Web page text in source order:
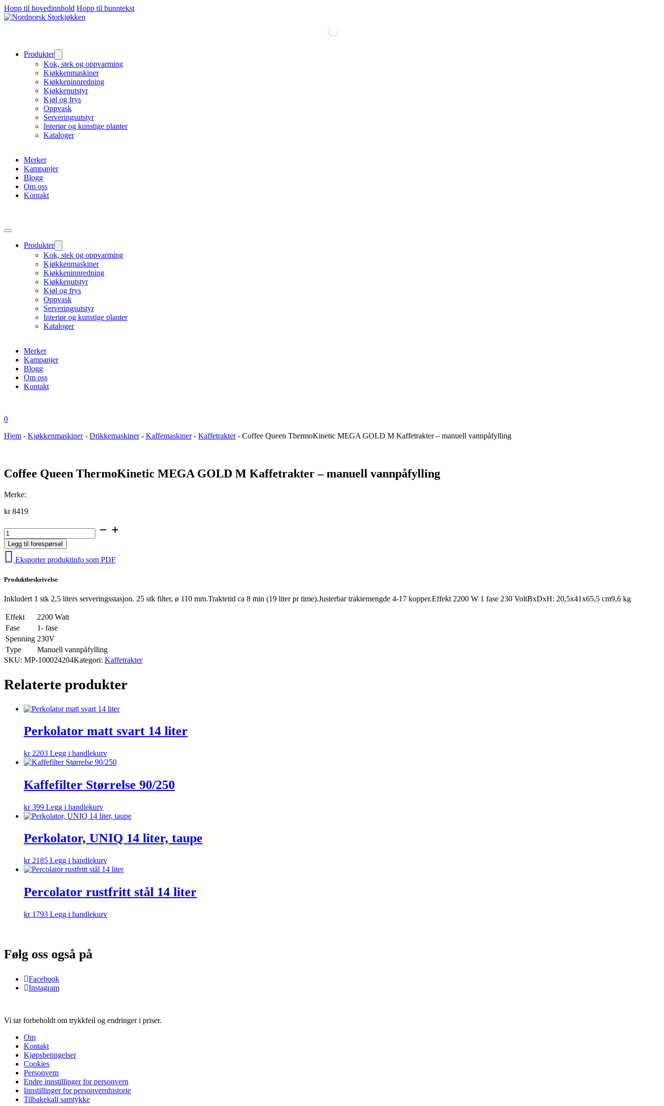
Hopp til hovedinnhold Hopp til bunntekst
Produkter
Kok, stek og oppvarming
Kjøkkenmaskiner
Kjøkkeninnredning
Kjøkkenutstyr
Kjøl og frys
Oppvask
Serveringsutstyr
Interiør og kunstige planter
Kataloger
Merker
Kampanjer
Blogg
Om oss
Kontakt
Produkter
Kok, stek og oppvarming
Kjøkkenmaskiner
Kjøkkeninnredning
Kjøkkenutstyr
Kjøl og frys
Oppvask
Serveringsutstyr
Interiør og kunstige planter
Kataloger
Merker
Kampanjer
Blogg
Om oss
Kontakt
0
Hjem - Kjøkkenmaskiner- Drikkemaskiner- Kaffemaskiner- Kaffetrakter- Coffee Queen ThermoKinetic MEGA GOLD M Kaffetrakter – manuell vannpåfylling
Coffee Queen ThermoKinetic MEGA GOLD M Kaffetrakter – manuell vannpåfylling
Merke:
kr8419
Coffee
Queen
ThermoKinetic
MEGA
GOLD
Kaffetrakter
manuell
antall
Legg til forespørsel
Eksporter produktinfo som PDF
Produktbeskrivelse
Inkludert 1 stk 2,5 liters serveringsstasjon. 25 stk filter, ø 110 mm.Traktetid ca 8 min (19 liter pr time).Justerbar traktemengde 4-17 kopper.Effekt 2200 W 1 fase 230 VoltBxDxH: 20,5x41x65,5 cm9,6 kg
Effekt
2200 Watt
Fase
1- fase
Spenning 230V
Type
Manuell vannpåfylling
SKU: MP-100024204Kategori: Kaffetrakter
Relaterte produkter
Perkolator matt svart 14 liter
kr2203 Legg i handlekurv
Kaffefilter Størrelse 90/250
kr399 Legg i handlekurv
Perkolator, UNIQ 14 liter, taupe
kr2185 Legg i handlekurv
Percolator rustfritt stål 14 liter
kr1793 Legg i handlekurv
Følg oss også på
Facebook
Instagram
Vi tar forbeholdt om trykkfeil og endringer i priser.
Om
Kontakt
Kjøpsbetingelser
Cookies
Personvern
Endre innstillinger for personvern
Innstillinger for personvernhistorie
Tilbakekall samtykke